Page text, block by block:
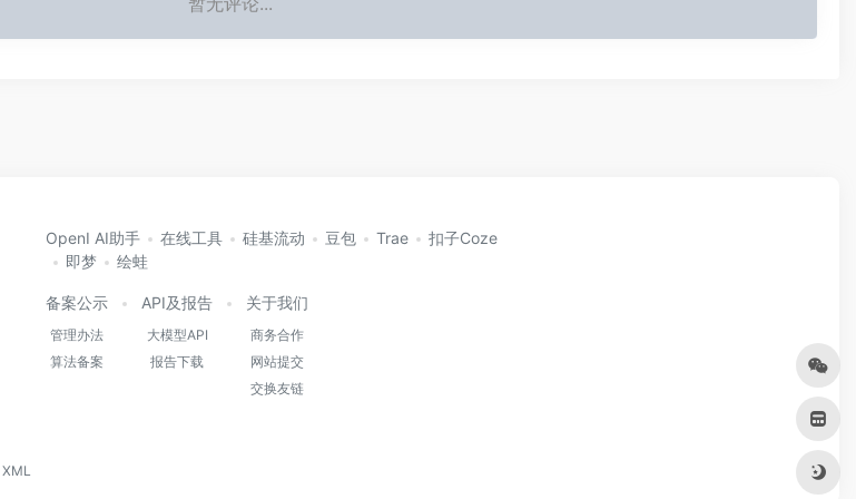
OpenI AI助手 在线工具 硅基流动 豆包 Trae
扣子Coze
即梦
绘蛙
备案公示
管理办法
算法备案
API及报告
大模型API
报告下载
关于我们
商务合作
网站提交
交换友链
XML